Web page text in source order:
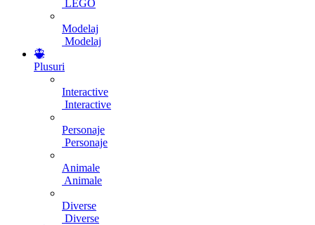
LEGO
Modelaj
Modelaj
Plusuri
Interactive
Interactive
Personaje
Personaje
Animale
Animale
Diverse
Diverse